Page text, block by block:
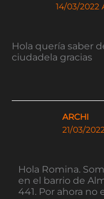
14/03/2022
Hola quería saber
ciudadela gracias
ARCHI
21/03/
Hola Romina.
en el barrio de
441. Por ahora